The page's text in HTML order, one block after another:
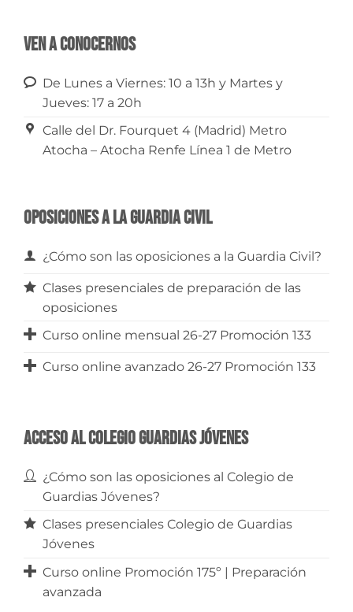
Ven a conocernos
De Lunes a Viernes: 10 a 13h y Martes y
Jueves: 17 a 20h
Calle del Dr. Fourquet 4 (Madrid) Metro
Atocha – Atocha Renfe Línea 1 de Metro
Oposiciones a la Guardia Civil
¿Cómo son las oposiciones a la Guardia Civil?
Clases presenciales de preparación de las
oposiciones
Curso online mensual 26-27 Promoción 133
Curso online avanzado 26-27 Promoción 133
Acceso al Colegio Guardias Jóvenes
¿Cómo son las oposiciones al Colegio de
Guardias Jóvenes?
Clases presenciales Colegio de Guardias
Jóvenes
Curso online Promoción 175º | Preparación
avanzada